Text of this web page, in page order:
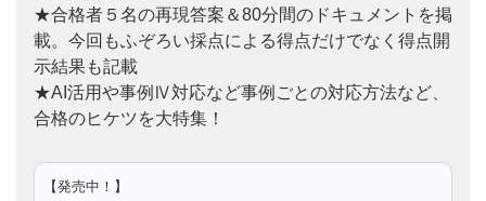
★合格者５名の再現答案＆80分間のドキュメントを掲
載。今回もふぞろい採点による得点だけでなく得点開
示結果も記載
★AI活用や事例Ⅳ対応など事例ごとの対応方法など、
合格のヒケツを大特集！
【発売中！】